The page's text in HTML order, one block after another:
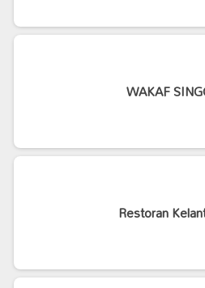
WAKAF
Restoran